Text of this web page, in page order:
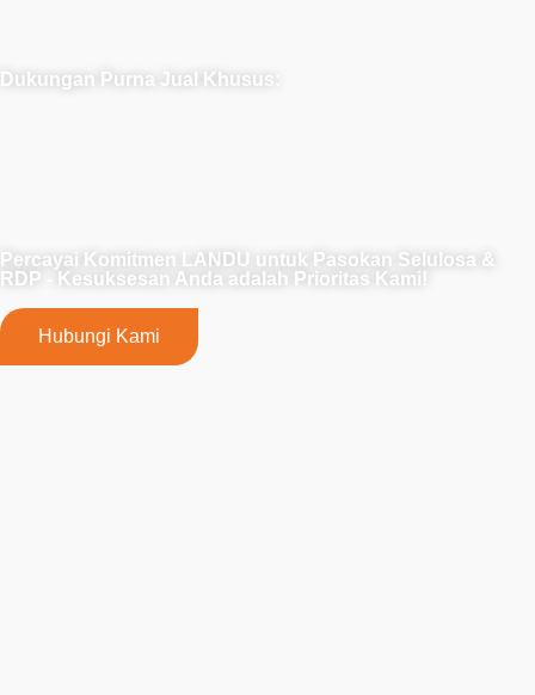
Dukungan Purna Jual Khusus:
Percayai Komitmen LANDU untuk Pasokan Selulosa &
RDP - Kesuksesan Anda adalah Prioritas Kami!
Hubungi Kami